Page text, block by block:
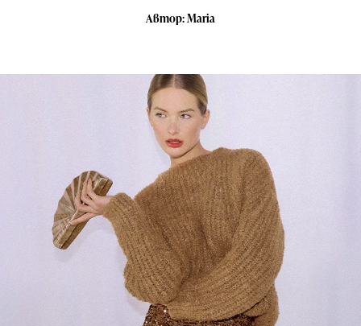
Автор: Maria